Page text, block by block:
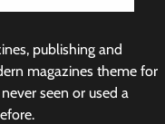
publishing and
magazines theme for
seen or used a